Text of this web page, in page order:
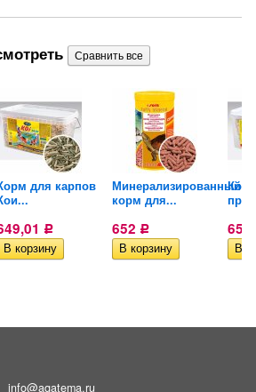
для карпов
Р
Минерализированный
корм для...
652 Р
info@aqatema.ru